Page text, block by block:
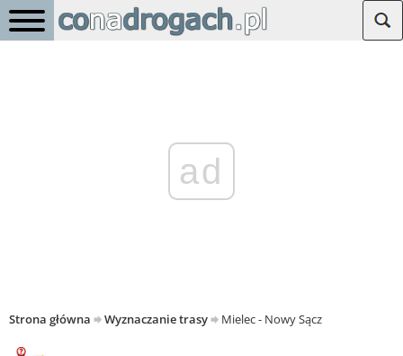
ad
Strona główna Wyznaczanie trasy Mielec - Nowy Sącz